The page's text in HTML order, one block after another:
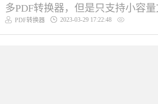
多PDF转换器，但是只支持小容
PDF转换器 2023-03-29 17:22:48